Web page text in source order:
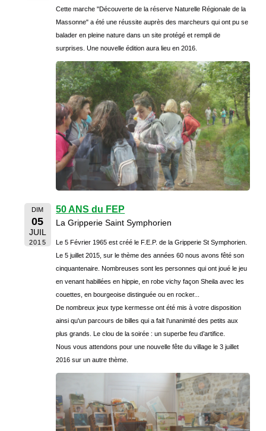
Cette marche "Découverte de la réserve Naturelle Régionale de la
Massonne" a été une réussite auprès des marcheurs qui ont pu se
balader en pleine nature dans un site protégé et rempli de
surprises. Une nouvelle édition aura lieu en 2016.
DIM
05
JUIL
2015
50 ANS du FEP
La Gripperie Saint Symphorien
Le 5 Février 1965 est créé le F.E.P. de la Gripperie St Symphorien.
Le 5 juillet 2015, sur le thème des années 60 nous avons fêté son
cinquantenaire. Nombreuses sont les personnes qui ont joué le jeu
en venant habillées en hippie, en robe vichy façon Sheila avec les
couettes, en bourgeoise distinguée ou en rocker...
De nombreux jeux type kermesse ont été mis à votre disposition
ainsi qu'un parcours de billes qui a fait l’unanimité des petits aux
plus grands. Le clou de la soirée : un superbe feu d’artifice.
Nous vous attendons pour une nouvelle fête du village le 3 juillet
2016 sur un autre thème.